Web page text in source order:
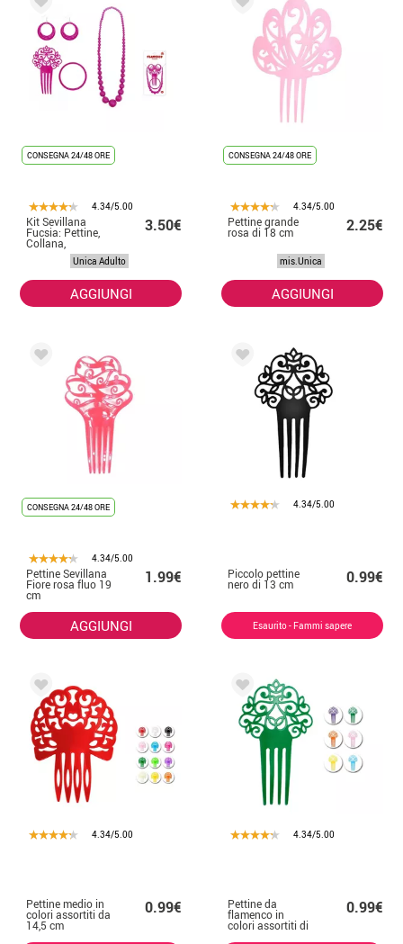
CONSEGNA 24/48 ORE
4.34/5.00
Kit Sevillana
Fucsia: Pettine,
Collana,
Orecchini e
3.50€
Unica Adulto
AGGIUNGI
CONSEGNA 24/48 ORE
4.34/5.00
Pettine grande
rosa di 18 cm 2.25€
mis.Unica
AGGIUNGI
CONSEGNA 24/48 ORE
4.34/5.00
Pettine Sevillana
Fiore rosa fluo 19
cm
1.99€
AGGIUNGI
4.34/5.00
Piccolo pettine
nero di 13 cm 0.99€
Esaurito - Fammi sapere
4.34/5.00
Pettine medio in
colori assortiti da
14,5 cm
0.99€
4.34/5.00
Pettine da
flamenco in
colori assortiti di
0.99€